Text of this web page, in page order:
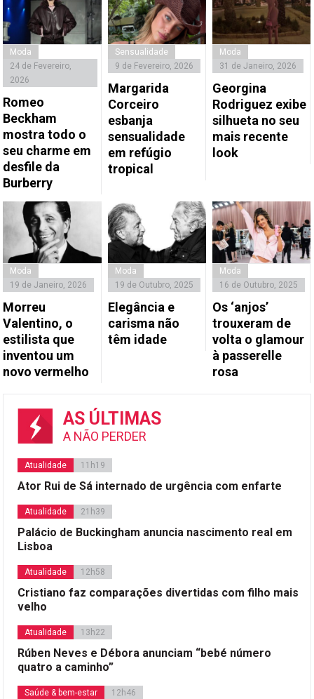
Moda
24 de Fevereiro,
2026
Romeo
Beckham
mostra todo o
seu charme em
desfile da
Burberry
Sensualidade
9 de Fevereiro, 2026
Margarida
Corceiro
esbanja
sensualidade
em refúgio
tropical
Moda
31 de Janeiro, 2026
Georgina
Rodriguez exibe
silhueta no seu
mais recente
look
Moda
19 de Janeiro, 2026
Morreu
Valentino, o
estilista que
inventou um
novo vermelho
Moda
19 de Outubro, 2025
Elegância e
carisma não
têm idade
Moda
16 de Outubro, 2025
Os ‘anjos’
trouxeram de
volta o glamour
à passerelle
rosa
AS ÚLTIMAS
A NÃO PERDER
Atualidade 11h19
Ator Rui de Sá internado de urgência com enfarte
Atualidade 21h39
Palácio de Buckingham anuncia nascimento real em
Lisboa
Atualidade 12h58
Cristiano faz comparações divertidas com filho mais
velho
Atualidade 13h22
Rúben Neves e Débora anunciam “bebé número
quatro a caminho”
Saúde & bem-estar 12h46